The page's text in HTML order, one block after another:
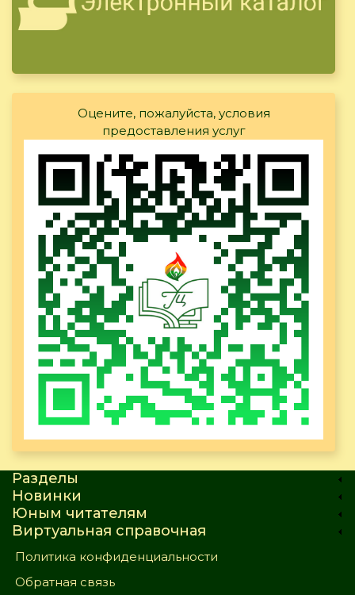
Оцените, пожалуйста, условия
предоставления услуг
Разделы
Новинки
Юным читателям
Виртуальная справочная
Политика конфиденциальности
Обратная связь